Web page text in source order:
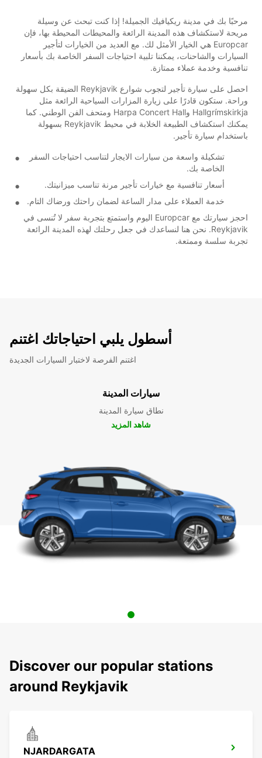
مرحبًا بك في مدينة ريكيافيك الجميلة! إذا كنت تبحث عن وسيلة
مريحة لاستكشاف هذه المدينة الرائعة والمحيطات المحيطة بها، فإن
Europcar هي الخيار الأمثل لك. مع العديد من الخيارات لتأجير
السيارات والشاحنات، يمكننا تلبية احتياجات السفر الخاصة بك بأسعار
تنافسية وخدمة عملاء ممتازة.
احصل على سيارة تأجير لتجوب شوارع Reykjavik الضيقة بكل سهولة
وراحة. ستكون قادرًا على زيارة المزارات السياحية الرائعة مثل
Hallgrímskirkja وHarpa Concert Hall ومتحف الفن الوطني. كما
يمكنك استكشاف الطبيعة الخلابة في محيط Reykjavik بسهولة
باستخدام سيارة تأجير.
تشكيلة واسعة من سيارات الايجار لتناسب احتياجات السفر
الخاصة بك.
أسعار تنافسية مع خيارات تأجير مرنة تناسب ميزانيتك.
خدمة العملاء على مدار الساعة لضمان راحتك ورضاك التام.
احجز سيارتك مع Europcar اليوم واستمتع بتجربة سفر لا تُنسى في
Reykjavik. نحن هنا لنساعدك في جعل رحلتك لهذه المدينة الرائعة
تجربة سلسة وممتعة.
أسطول يلبي احتياجاتك اغتنم
اغتنم الفرصة لاختبار السيارات الجديدة
سيارات المدينة
نطاق سيارة المدينة
شاهد المزيد
Discover our popular stations
around Reykjavik
NJARDARGATA